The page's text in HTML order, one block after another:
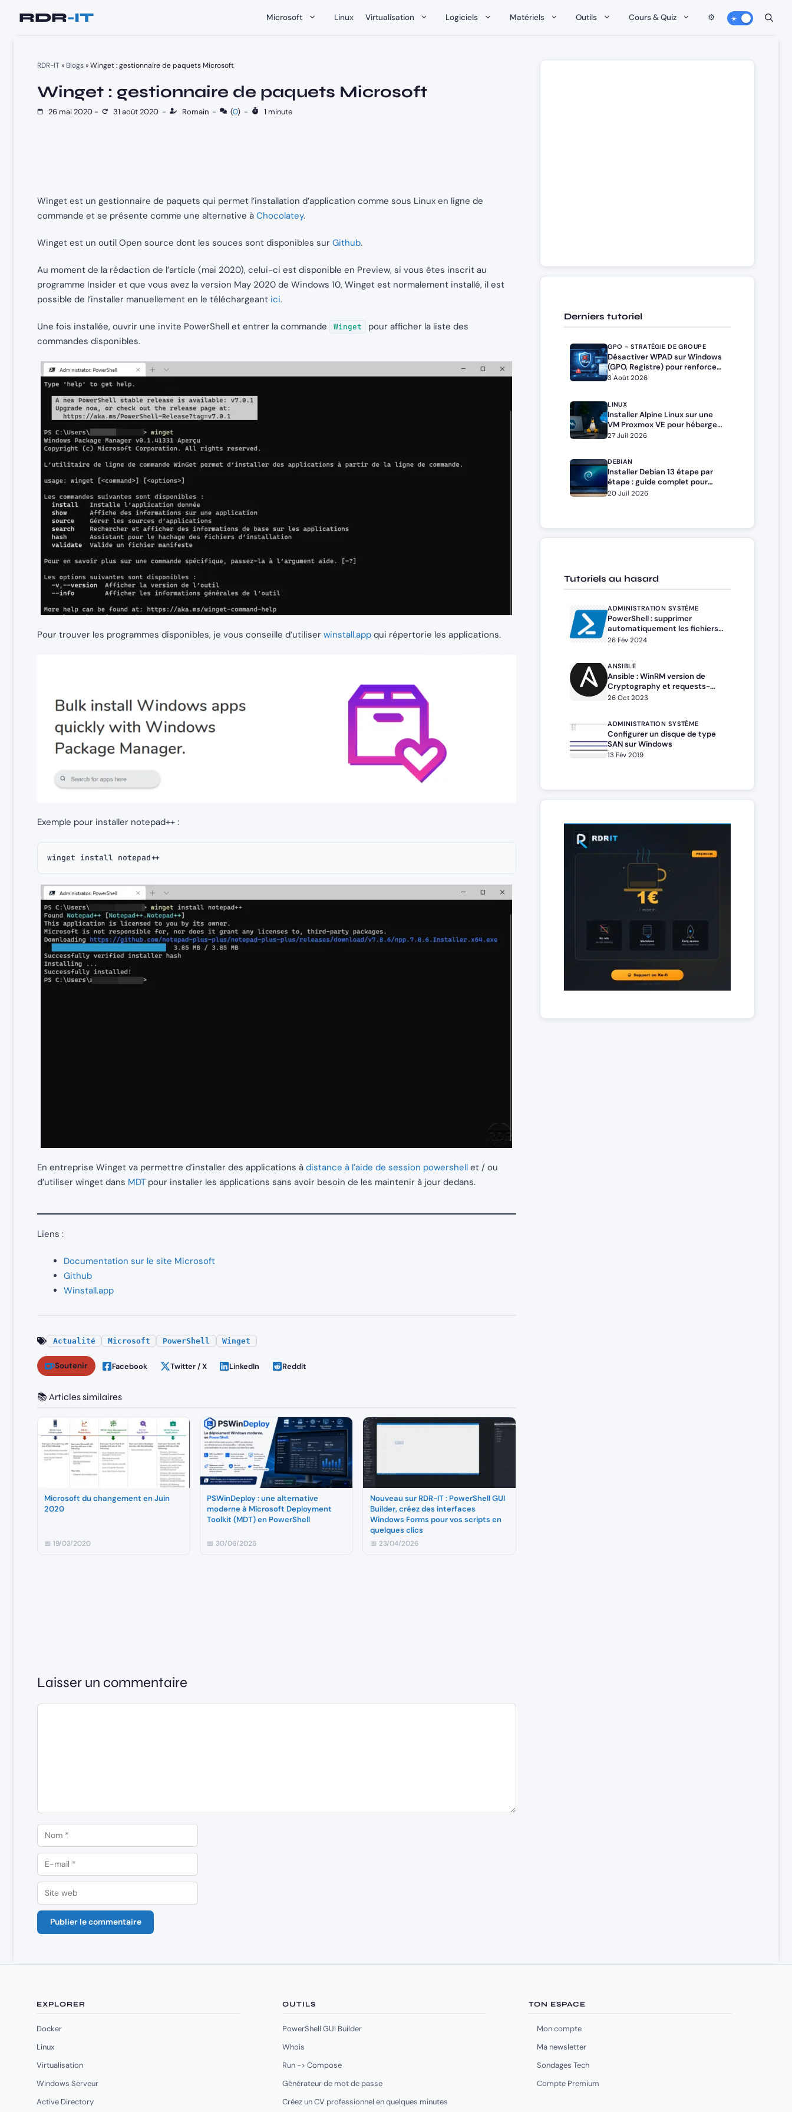
Microsoft Linux Virtualisation Logiciels Matériels Outils Cours & Quiz ⚙️
RDR-IT» Blogs»Winget : gestionnaire de paquets Microsoft
Winget : gestionnaire de paquets Microsoft
26 mai 2020 - 31 août 2020 - Romain - (0) - 1 minute
Winget est un gestionnaire de paquets qui permet l’installation d’application comme sous Linux en ligne de
commande et se présente comme une alternative à Chocolatey.
Winget est un outil Open source dont les souces sont disponibles sur Github.
Au moment de la rédaction de l’article (mai 2020), celui-ci est disponible en Preview, si vous êtes inscrit au
programme Insider et que vous avez la version May 2020 de Windows 10, Winget est normalement installé, il est
possible de l’installer manuellement en le téléchargeant ici.
Une fois installée, ouvrir une invite PowerShell et entrer la commande Winget
pour afficher la liste des
commandes disponibles.
Pour trouver les programmes disponibles, je vous conseille d’utiliser winstall.app qui répertorie les applications.
Exemple pour installer notepad++ :
winget install notepad++
En entreprise Winget va permettre d’installer des applications à distance à l’aide de session powershell et / ou
d’utiliser winget dans MDT pour installer les applications sans avoir besoin de les maintenir à jour dedans.
Liens :
Documentation sur le site Microsoft
Github
Winstall.app
Actualité Microsoft PowerShell Winget
Soutenir Facebook Twitter / X LinkedIn Reddit
📚 Articles similaires
Microsoft du changement en Juin
2020
📅 19/03/2020
PSWinDeploy : une alternative
moderne à Microsoft Deployment
Toolkit (MDT) en PowerShell
📅 30/06/2026
Nouveau sur RDR-IT : PowerShell GUI
Builder, créez des interfaces
Windows Forms pour vos scripts en
quelques clics
📅 23/04/2026
Laisser un commentaire
Commentaire
Nom
E-
mail
Site
web
Derniers tutoriel
GPO - STRATÉGIE DE GROUPE
Désactiver WPAD sur Windows
(GPO, Registre) pour renforcer
la sécurité
3 Août 2026
LINUX
Installer Alpine Linux sur une
VM Proxmox VE pour héberger
Docker et Docker Compose
27 Juil 2026
DEBIAN
Installer Debian 13 étape par
étape : guide complet pour
débutants et administrateurs
20 Juil 2026
Tutoriels au hasard
ADMINISTRATION SYSTÈME
PowerShell : supprimer
automatiquement les fichiers
de plus de X jours
26 Fév 2024
ANSIBLE
Ansible : WinRM version de
Cryptography et requests-
credssp compatible avec
26 Oct 2023
ADMINISTRATION SYSTÈME
Configurer un disque de type
SAN sur Windows
13 Fév 2019
EXPLORER
Docker
Linux
Virtualisation
Windows Serveur
Active Directory
OUTILS
PowerShell GUI Builder
Whois
Run -> Compose
Générateur de mot de passe
Créez un CV professionnel en quelques minutes
TON ESPACE
Mon compte
Ma newsletter
Sondages Tech
Compte Premium